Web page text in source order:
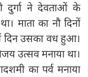
दुर्गा ने देवताओं के
माता का नौ दिनों
उसका वध हुआ।
उत्सव मनाया था।
का पर्व मनाया